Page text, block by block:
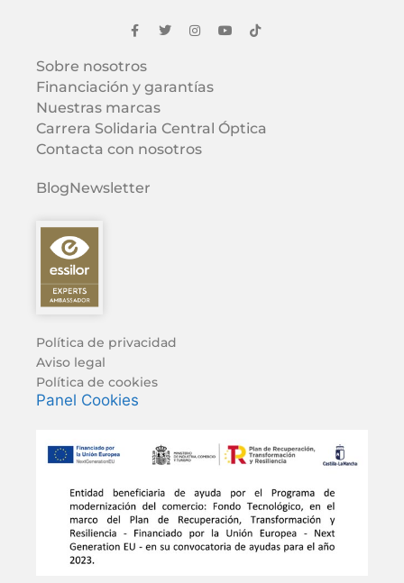
Sobre nosotros
Financiación y garantías
Nuestras marcas
Carrera Solidaria Central Óptica
Contacta con nosotros
BlogNewsletter
Política de privacidad
Aviso legal
Política de cookies
Panel Cookies